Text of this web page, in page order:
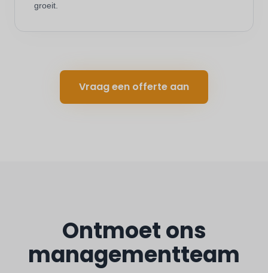
groeit.
Vraag een offerte aan
Ontmoet ons
managementteam